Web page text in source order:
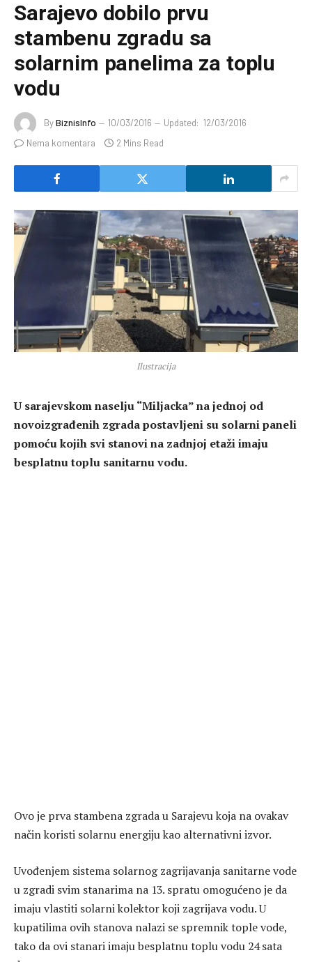
Sarajevo dobilo prvu
stambenu zgradu sa
solarnim panelima za toplu
vodu
ByBiznisInfo 10/03/2016 Updated: 12/03/2016
Nema komentara
2 Mins Read
Ilustracija
U sarajevskom naselju “Miljacka” na jednoj od
novoizgrađenih zgrada postavljeni su solarni paneli
pomoću kojih svi stanovi na zadnjoj etaži imaju
besplatnu toplu sanitarnu vodu.
Ovo je prva stambena zgrada u Sarajevu koja na ovakav
način koristi solarnu energiju kao alternativni izvor.
Uvođenjem sistema solarnog zagrijavanja sanitarne vode
u zgradi svim stanarima na 13. spratu omogućeno je da
imaju vlastiti solarni kolektor koji zagrijava vodu. U
kupatilima ovih stanova nalazi se spremnik tople vode,
tako da ovi stanari imaju besplatnu toplu vodu 24 sata